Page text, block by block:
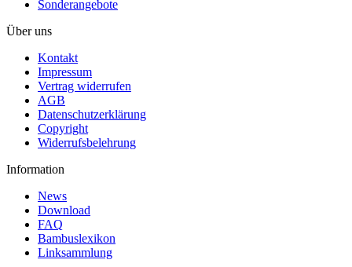
Sonderangebote
Über uns
Kontakt
Impressum
Vertrag widerrufen
AGB
Datenschutzerklärung
Copyright
Widerrufsbelehrung
Information
News
Download
FAQ
Bambuslexikon
Linksammlung